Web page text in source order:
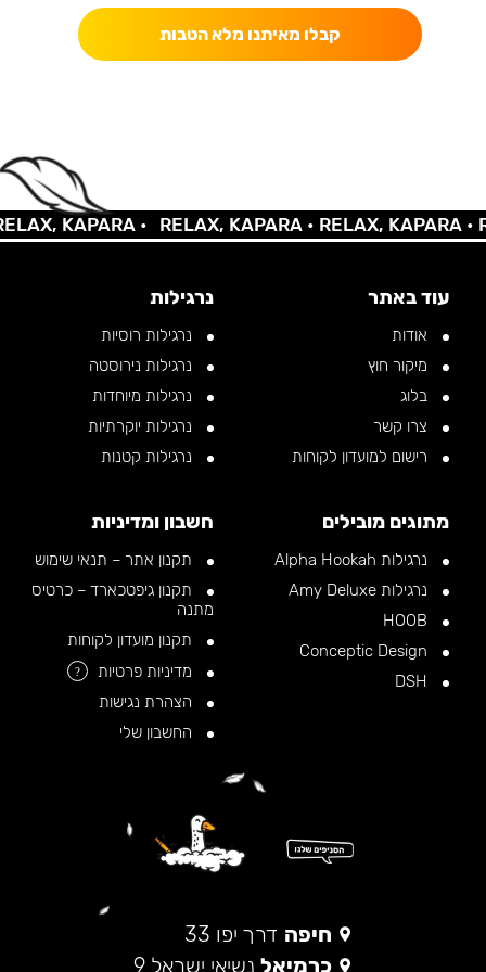
קבלו מאיתנו מלא הטבות
KAPARA • RELAX, KAPARA •RELAX, KAPARA •
עוד באתר
אודות
מיקור חוץ
בלוג
צרו קשר
רישום למועדון לקוחות
נרגילות
נרגילות רוסיות
נרגילות נירוסטה
נרגילות מיוחדות
נרגילות יוקרתיות
נרגילות קטנות
מתוגים מובילים
נרגילות Alpha Hookah
נרגילות Amy Deluxe
חשבון ומדיניות
תקנון אתר – תנאי שימוש
תקנון גיפטכארד – כרטיס
מתנה
תקנון מועדון לקוחות
מדיניות פרטיות
?
הצהרת נגישות
החשבון שלי
חיפה דרך יפו 33
כרמיאל נשיאי ישראל 9